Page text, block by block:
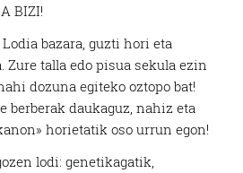
BIZI!
Lodia bazara, guzti hori eta
Zure talla edo pisua sekula ezin
dozuna egiteko oztopo bat!
berberak daukaguz, nahiz eta
horietatik oso urrun egon!
lodi: genetikagatik,